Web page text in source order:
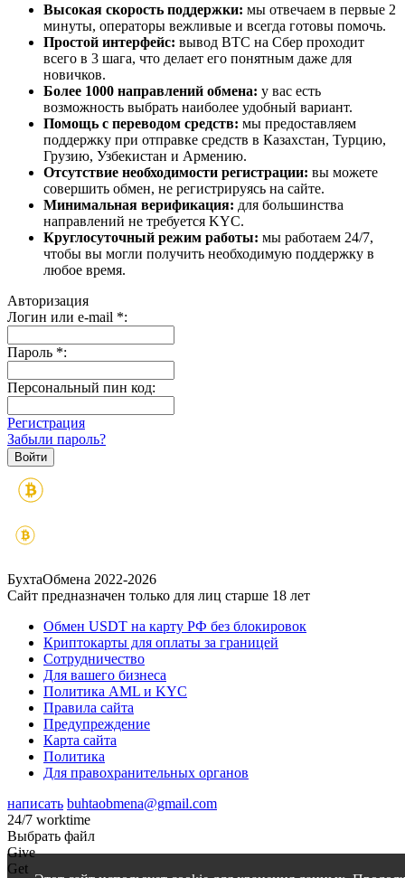
Высокая скорость поддержки: мы отвечаем в первые 2
минуты, операторы вежливые и всегда готовы помочь.
Простой интерфейс: вывод BTC на Сбер проходит
всего в 3 шага, что делает его понятным даже для
новичков.
Более 1000 направлений обмена: у вас есть
возможность выбрать наиболее удобный вариант.
Помощь с переводом средств: мы предоставляем
поддержку при отправке средств в Казахстан, Турцию,
Грузию, Узбекистан и Армению.
Отсутствие необходимости регистрации: вы можете
совершить обмен, не регистрируясь на сайте.
Минимальная верификация: для большинства
направлений не требуется KYC.
Круглосуточный режим работы: мы работаем 24/7,
чтобы вы могли получить необходимую поддержку в
любое время.
Авторизация
Логин или e-mail *:
Пароль *:
Персональный пин код:
Регистрация
Забыли пароль?
БухтаОбмена 2022-2026
Сайт предназначен только для лиц старше 18 лет
Обмен USDT на карту РФ без блокировок
Криптокарты для оплаты за границей
Сотрудничество
Для вашего бизнеса
Политика AML и KYC
Правила сайта
Предупреждение
Карта сайта
Политика
Для правохранительных органов
написать buhtaobmena@gmail.com
24/7 worktime
Выбрать файл
Give
Get